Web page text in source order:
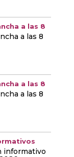
a las 8
a las 8
a las 8
a las 8
informativo